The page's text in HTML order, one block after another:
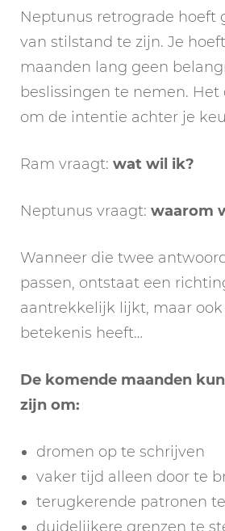
Neptunus retrograde hoeft
van stilstand te zijn. Je
maanden lang geen
beslissingen te nemen. Het
om de intentie achter je
Ram vraagt: wat wil ik?
Neptunus vraagt: waarom
Wanneer die twee
passen, ontstaat een
aantrekkelijk lijkt, maar
betekenis heeft…
De komende maanden
zijn om:
dromen op te schrijven
vaker tijd alleen door te
terugkerende patronen
duidelijkere grenzen te